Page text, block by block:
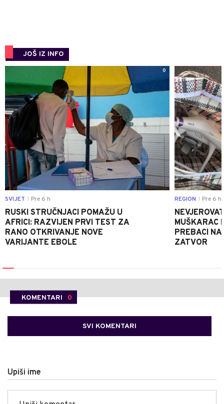
JOŠ IZ INFO
0
SVIJET Pre 6 h
RUSKI STRUČNJACI POMAŽU U
AFRICI: RAZVIJEN PRVI TEST ZA
RANO OTKRIVANJE NOVE
VARIJANTE EBOLE
REGION Pre 6 h
MUŠKARAC
PREBACI
ZATVOR
KOMENTARI 0
SVI KOMENTARI
Upiši ime